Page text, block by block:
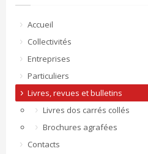
Accueil
Collectivités
Entreprises
Particuliers
Livres, revues et bulletins
Livres dos carrés collés
Brochures agrafées
Contacts